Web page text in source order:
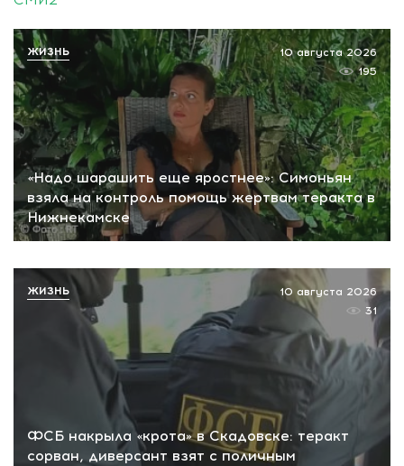
«Надо шарашить еще яростнее»: Симоньян
взяла на контроль помощь жертвам теракта в
Нижнекамске
10 августа 2026
195
ЖИЗНЬ
ФСБ накрыла «крота» в Скадовске: теракт
сорван, диверсант взят с поличным
10 августа 2026
31
ЖИЗНЬ